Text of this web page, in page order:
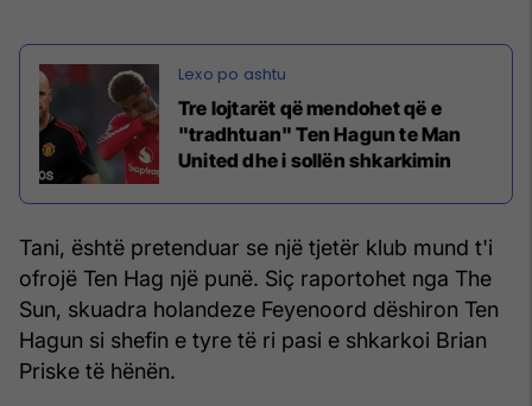
Tre lojtarët që mendohet që e
"tradhtuan" Ten Hagun te Man
United dhe i sollën shkarkimin
Tani, është pretenduar se një tjetër klub mund t'i
ofrojë Ten Hag një punë. Siç raportohet nga The
Sun, skuadra holandeze Feyenoord dëshiron Ten
Hagun si shefin e tyre të ri pasi e shkarkoi Brian
Priske të hënën.